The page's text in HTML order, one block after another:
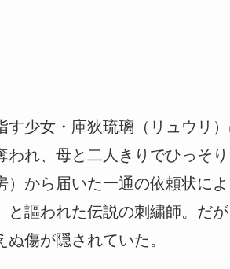
少女・庫狄琉璃（リュウリ
れ、母と二人きりでひっそり
から届いた一通の依頼状に
謳われた伝説の刺繍師。だが
傷が隠されていた。